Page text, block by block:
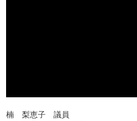
楠 梨恵子 議員